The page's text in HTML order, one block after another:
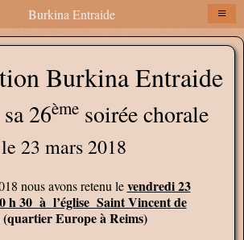
Burkina Entraide
26èmesoirée chorale
le 23 mars 2018
nous avons retenu levendredi 23
h 30 à l’église Saint Vincent de
(quartier Europe à Reims)
Burkina Entraide ≡